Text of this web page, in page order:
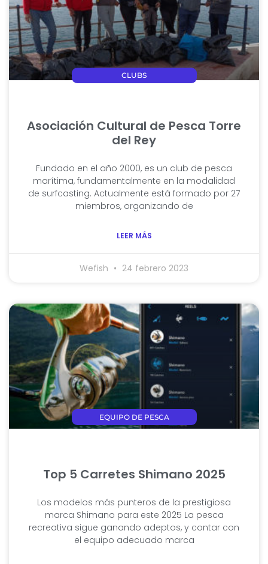
CLUBS
Asociación Cultural de Pesca Torre
del Rey
Fundado en el año 2000, es un club de pesca
marítima, fundamentalmente en la modalidad
de surfcasting. Actualmente está formado por 27
miembros, organizando de
LEER MÁS
Wefish 24 febrero 2023
EQUIPO DE PESCA
Top 5 Carretes Shimano 2025
Los modelos más punteros de la prestigiosa
marca Shimano para este 2025 La pesca
recreativa sigue ganando adeptos, y contar con
el equipo adecuado marca